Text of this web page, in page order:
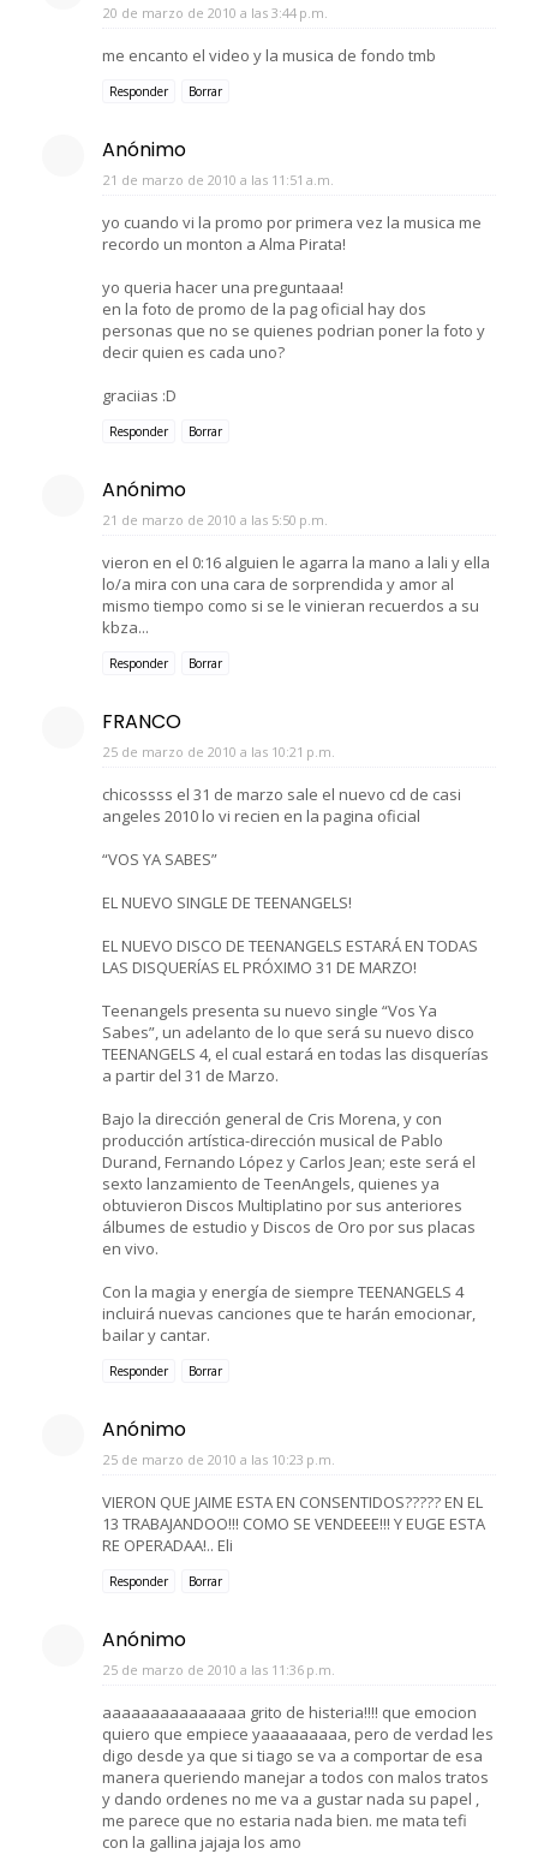
20 de marzo de 2010 a las 3:44 p.m.
me encanto el video y la musica de fondo tmb
Responder Borrar
Anónimo
21 de marzo de 2010 a las 11:51 a.m.
yo cuando vi la promo por primera vez la musica me
recordo un monton a Alma Pirata!
yo queria hacer una preguntaaa!
en la foto de promo de la pag oficial hay dos
personas que no se quienes podrian poner la foto y
decir quien es cada uno?
graciias :D
Responder Borrar
Anónimo
21 de marzo de 2010 a las 5:50 p.m.
vieron en el 0:16 alguien le agarra la mano a lali y ella
lo/a mira con una cara de sorprendida y amor al
mismo tiempo como si se le vinieran recuerdos a su
kbza...
Responder Borrar
FRANCO
25 de marzo de 2010 a las 10:21 p.m.
chicossss el 31 de marzo sale el nuevo cd de casi
angeles 2010 lo vi recien en la pagina oficial
“VOS YA SABES”
EL NUEVO SINGLE DE TEENANGELS!
EL NUEVO DISCO DE TEENANGELS ESTARÁ EN TODAS
LAS DISQUERÍAS EL PRÓXIMO 31 DE MARZO!
Teenangels presenta su nuevo single “Vos Ya
Sabes”, un adelanto de lo que será su nuevo disco
TEENANGELS 4, el cual estará en todas las disquerías
a partir del 31 de Marzo.
Bajo la dirección general de Cris Morena, y con
producción artística-dirección musical de Pablo
Durand, Fernando López y Carlos Jean; este será el
sexto lanzamiento de TeenAngels, quienes ya
obtuvieron Discos Multiplatino por sus anteriores
álbumes de estudio y Discos de Oro por sus placas
en vivo.
Con la magia y energía de siempre TEENANGELS 4
incluirá nuevas canciones que te harán emocionar,
bailar y cantar.
Responder Borrar
Anónimo
25 de marzo de 2010 a las 10:23 p.m.
VIERON QUE JAIME ESTA EN CONSENTIDOS????? EN EL
13 TRABAJANDOO!!! COMO SE VENDEEE!!! Y EUGE ESTA
RE OPERADAA!.. Eli
Responder Borrar
Anónimo
25 de marzo de 2010 a las 11:36 p.m.
aaaaaaaaaaaaaaa grito de histeria!!!! que emocion
quiero que empiece yaaaaaaaaa, pero de verdad les
digo desde ya que si tiago se va a comportar de esa
manera queriendo manejar a todos con malos tratos
y dando ordenes no me va a gustar nada su papel ,
me parece que no estaria nada bien. me mata tefi
con la gallina jajaja los amo